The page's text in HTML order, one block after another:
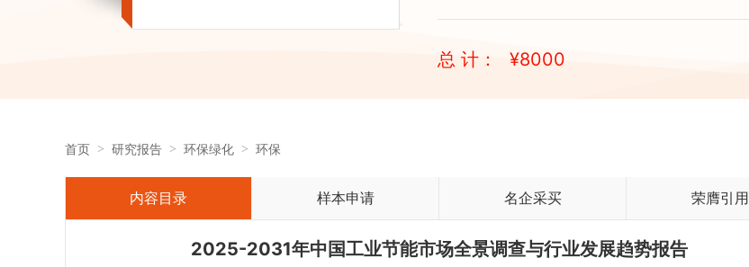
总 计： ¥8000
首页 研究报告 环保绿化 环保
内容目录 样本申请 名企采买 荣膺引用
2025-2031年中国工业节能市场全景调查与行业发展趋势报告